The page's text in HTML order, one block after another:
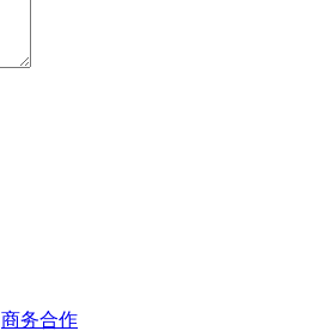
商务合作